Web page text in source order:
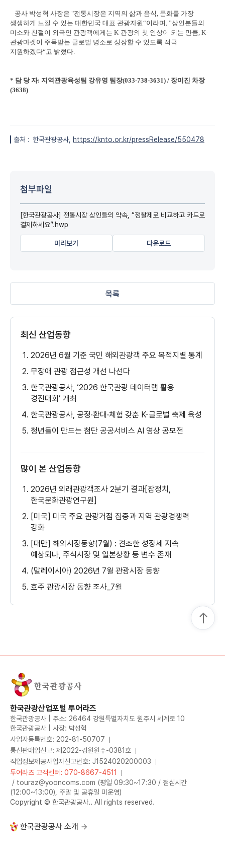
공사 박성혁 사장은 "전통시장은 지역의 삶과 음식, 문화를 가장
생생하게 느낄 수 있는 대한민국 대표 관광자원“이라며, ”상인분들의
미소와 친절이 외국인 관광객에게는 K-관광의 첫 인상이 되는 만큼, K-
관광마켓이 주목받는 글로벌 명소로 성장할 수 있도록 적극
지원하겠다“고 밝혔다.
* 담 당 자: 지역관광육성팀 강유영 팀장(033-738-3631) / 장미진 차장
(3638)
출처 : 한국관광공사, https://knto.or.kr/pressRelease/550478
첨부파일
[한국관광공사] 전통시장 상인들의 약속, “정찰제로 비교하고 카드로
결제하세요”.hwp
미리보기 다운로드
목록
최신 산업동향
2026년 6월 기준 국민 해외관광객 주요 목적지별 통계
무장애 관광 접근성 개선 나선다
한국관광공사, ‘2026 한국관광 데이터랩 활용
경진대회’ 개최
한국관광공사, 공정·환대·체험 갖춘 K-글로벌 축제 육성
청년들이 만드는 첨단 공공서비스 AI 영상 공모전
많이 본 산업동향
2026년 외래관광객조사 2분기 결과[잠정치,
한국문화관광연구원]
[미국] 미국 주요 관광거점 집중과 지역 관광경쟁력
강화
[대만] 해외시장동향(7월) : 견조한 성장세 지속
예상되나, 주식시장 및 일본상황 등 변수 존재
(말레이시아) 2026년 7월 관광시장 동향
호주 관광시장 동향 조사_7월
한국관광산업포털 투어라즈
한국관광공사 | 주소: 26464 강원특별자치도 원주시 세계로 10
한국관광공사 | 사장: 박성혁
사업자등록번호: 202-81-50707
통신판매업신고: 제2022-강원원주-0381호
직업정보제공사업자신고번호: J1524020200003
투어라즈 고객센터: 070-8667-4511
/ touraz@yooncoms.com (평일 09:30~17:30 / 점심시간
(12:00~13:00), 주말 및 공휴일 미운영)
Copyright © 한국관광공사.. All rights reserved.
한국관광공사 소개